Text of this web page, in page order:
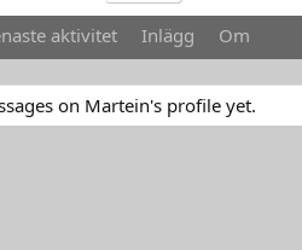
aktivitet Inlägg Om
on Martein's profile yet.